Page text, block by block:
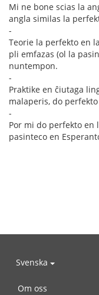
Mi ne bone scias la
angla similas la
-
Teorie la perfekto en
pli emfazas (ol la
nuntempon.
-
Praktike en ĉiutaga
malaperis, do
-
Por mi do perfekto en
pasinteco en
Svenska
Om oss